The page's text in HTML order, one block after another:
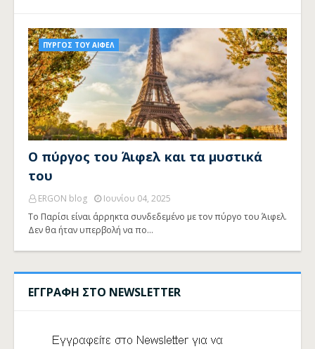
ΠΥΡΓΟΣ ΤΟΥ ΑΙΦΕΛ
Ο πύργος του Άιφελ και τα μυστικά
του
ERGON blog
Ιουνίου 04, 2025
Το Παρίσι είναι άρρηκτα συνδεδεμένο με τον πύργο του Άιφελ.
Δεν θα ήταν υπερβολή να πο…
ΕΓΓΡΑΦΗ ΣΤΟ NEWSLETTER